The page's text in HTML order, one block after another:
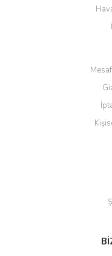
Ürün açıklamasında
Ürün bilgilerinde
Ürün fiyatı diğer